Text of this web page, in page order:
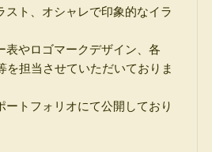
スト、オシャレで印象的なイラ
表やロゴマークデザイン、各
を担当させていただいておりま
ートフォリオにて公開しており